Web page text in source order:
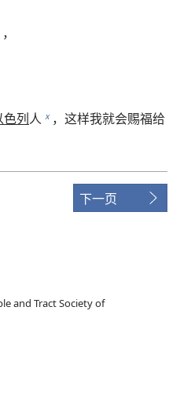
，
色列人 x ， 这样我就会赐福给
下一页
and Tract Society of